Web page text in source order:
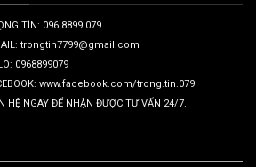
TÍN: 096.8899.079
trongtin7799@gmail.com
0968899079
www.facebook.com/trong.tin.079
HỆ NGAY ĐỂ NHẬN ĐƯỢC TƯ VẤN 24/7.